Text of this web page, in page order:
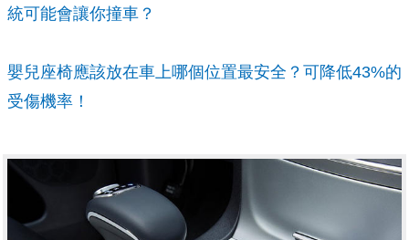
統可能會讓你撞車？
嬰兒座椅應該放在車上哪個位置最安全？可降低43%的
受傷機率！